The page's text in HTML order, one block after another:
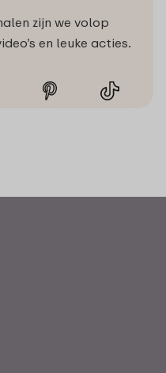
zijn we volop
en leuke acties.